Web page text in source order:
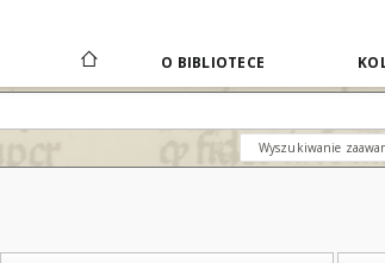
O BIBLIOTECE
Wyszukiwanie